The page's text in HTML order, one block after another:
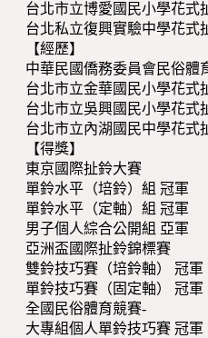
台北市立博愛國民小學花式
台北私立復興實驗中學花式
【經歷】
中華民國僑務委員會民俗體
台北市立金華國民小學花式
台北市立吳興國民小學花式
台北市立內湖國民中學花式
【得獎】
東京國際扯鈴大賽
單鈴水平（培鈴）組 冠軍
單鈴水平（定軸）組 冠軍
男子個人綜合公開組 亞軍
亞洲盃國際扯鈴錦標賽
雙鈴技巧賽（培鈴軸） 冠軍
單鈴技巧賽（固定軸） 冠軍
全國民俗體育競賽-
大專組個人單鈴技巧賽 冠軍